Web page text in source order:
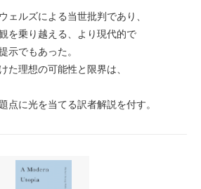
ェルズによる当世批判であり、
を乗り越える、より現代的で
示でもあった。
た理想の可能性と限界は、
点に光を当てる訳者解説を付す。